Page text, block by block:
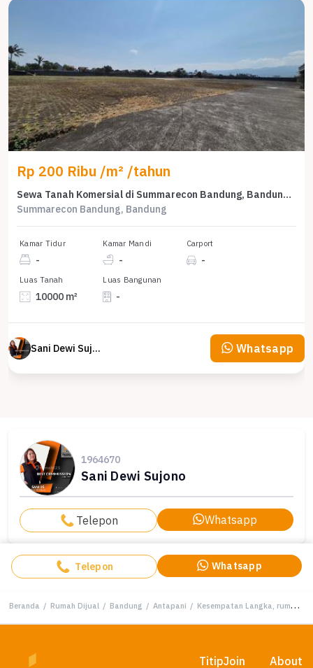
Rp 200 Ribu /m² /tahun
Sewa Tanah Komersial di Summarecon Bandung, Bandung, LT 10000m² – Harga 2 Miliar
Summarecon Bandung, Bandung
Kamar Tidur
-
Kamar Mandi
-
Carport
-
Luas Tanah
10000 m²
Luas Bangunan
-
Sani Dewi Sujono Whatsapp
1964670
Sani Dewi Sujono
Telepon Whatsapp
Telepon Whatsapp
Beranda / Rumah Dijual / Bandung / Antapani / Kesempatan Langka, rumah Mewah di Antapani, Bandung, LB 140m²
TitipJoin About